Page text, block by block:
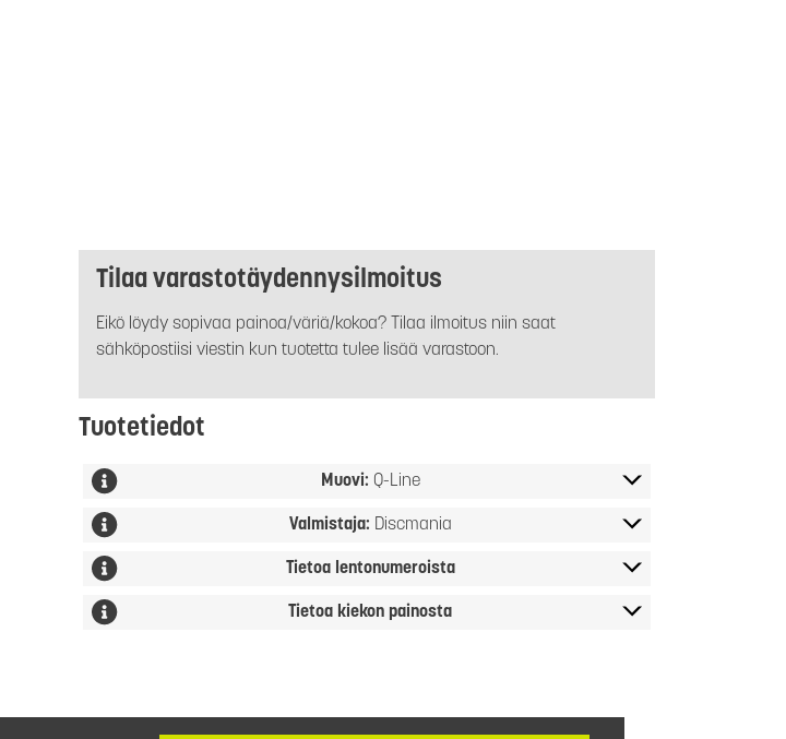
Tilaa varastotäydennysilmoitus
Eikö löydy sopivaa painoa/väriä/kokoa? Tilaa ilmoitus niin saat
sähköpostiisi viestin kun tuotetta tulee lisää varastoon.
Tuotetiedot
Muovi: Q-Line
Valmistaja: Discmania
Tietoa lentonumeroista
Tietoa kiekon painosta